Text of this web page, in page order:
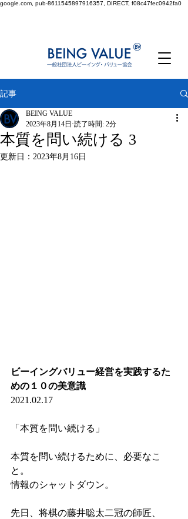
google.com, pub-8611545897916357, DIRECT, f08c47fec0942fa0
記事
本質を問い続ける 3
BEING VALUE
2023年8月14日 読了時間: 2分
更新日： 2023年8月16日
ビーイングバリュー経営を実践するた
めの１０の美意識
2021.02.17
「本質を問い続ける」
本質を問い続けるために、必要なこ
と。
情報のシャットダウン。
先日、将棋の藤井聡太二冠の師匠、